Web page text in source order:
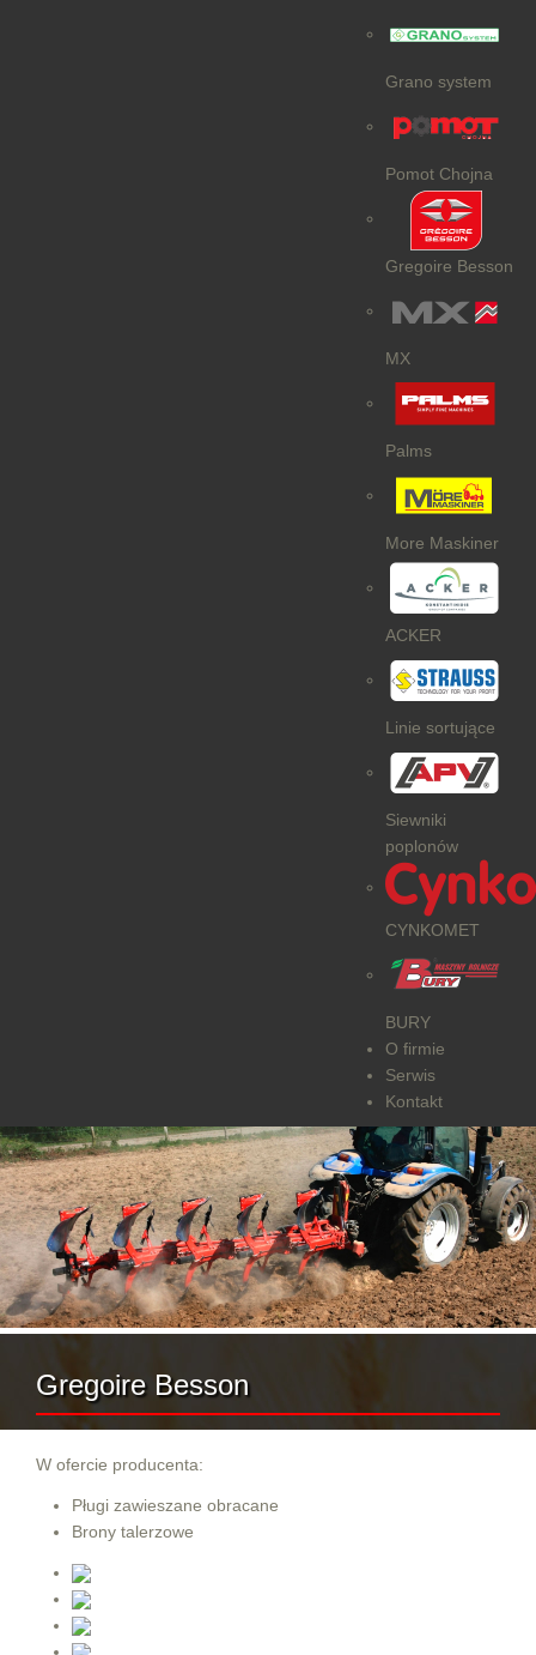
Grano system
Pomot Chojna
Gregoire Besson
MX
Palms
More Maskiner
ACKER
Linie sortujące
Siewniki
poplonów
CYNKOMET
BURY
O firmie
Serwis
Kontakt
Gregoire Besson
W ofercie producenta:
Pługi zawieszane obracane
Brony talerzowe